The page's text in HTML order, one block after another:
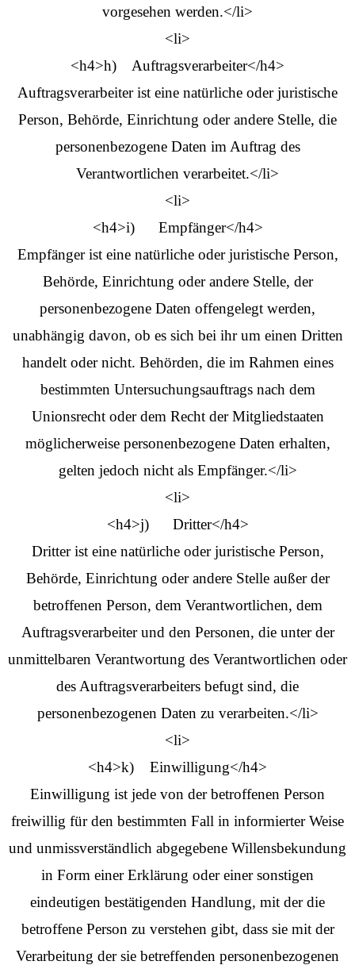
vorgesehen werden.</li>
<li>
<h4>h) Auftragsverarbeiter</h4>
Auftragsverarbeiter ist eine natürliche oder juristische
Person, Behörde, Einrichtung oder andere Stelle, die
personenbezogene Daten im Auftrag des
Verantwortlichen verarbeitet.</li>
<li>
<h4>i) Empfänger</h4>
Empfänger ist eine natürliche oder juristische Person,
Behörde, Einrichtung oder andere Stelle, der
personenbezogene Daten offengelegt werden,
unabhängig davon, ob es sich bei ihr um einen Dritten
handelt oder nicht. Behörden, die im Rahmen eines
bestimmten Untersuchungsauftrags nach dem
Unionsrecht oder dem Recht der Mitgliedstaaten
möglicherweise personenbezogene Daten erhalten,
gelten jedoch nicht als Empfänger.</li>
<li>
<h4>j) Dritter</h4>
Dritter ist eine natürliche oder juristische Person,
Behörde, Einrichtung oder andere Stelle außer der
betroffenen Person, dem Verantwortlichen, dem
Auftragsverarbeiter und den Personen, die unter der
unmittelbaren Verantwortung des Verantwortlichen oder
des Auftragsverarbeiters befugt sind, die
personenbezogenen Daten zu verarbeiten.</li>
<li>
<h4>k) Einwilligung</h4>
Einwilligung ist jede von der betroffenen Person
freiwillig für den bestimmten Fall in informierter Weise
und unmissverständlich abgegebene Willensbekundung
in Form einer Erklärung oder einer sonstigen
eindeutigen bestätigenden Handlung, mit der die
betroffene Person zu verstehen gibt, dass sie mit der
Verarbeitung der sie betreffenden personenbezogenen